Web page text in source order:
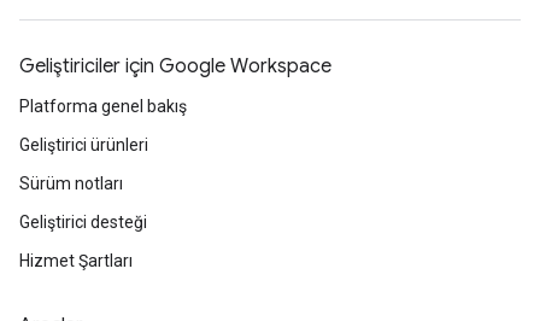
Geliştiriciler için Google Workspace
Platforma genel bakış
Geliştirici ürünleri
Sürüm notları
Geliştirici desteği
Hizmet Şartları